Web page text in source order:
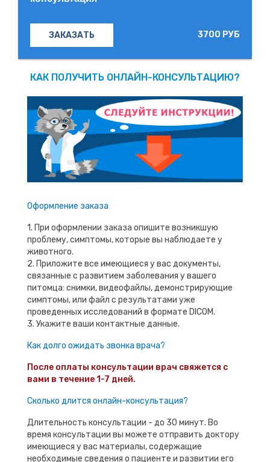
ЗАКАЗАТЬ 3700 РУБ
КАК ПОЛУЧИТЬ ОНЛАЙН-КОНСУЛЬТАЦИЮ?
Оформление заказа
1. При оформлении заказа опишите возникшую
проблему, симптомы, которые вы наблюдаете у
животного.
2. Приложите все имеющиеся у вас документы,
связанные с развитием заболевания у вашего
питомца: снимки, видеофайлы, демонстрирующие
симптомы, или файл с результатами уже
проведенных исследований в формате DICOM.
3. Укажите ваши контактные данные.
Как долго ожидать звонка врача?
После оплаты консультации врач свяжется с
вами в течение 1-7 дней.
Сколько длится онлайн-консультация?
Длительность консультации - до 30 минут. Во
время консультации вы можете отправить доктору
имеющиеся у вас материалы, содержащие
необходимые сведения о пациенте и развитии его